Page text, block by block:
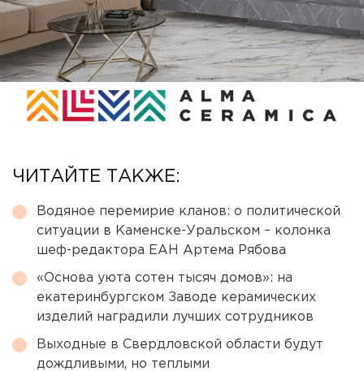
ЧИТАЙТЕ ТАКЖЕ:
Водяное перемирие кланов: о политической
ситуации в Каменске-Уральском – колонка
шеф-редактора ЕАН Артема Рябова
«Основа уюта сотен тысяч домов»: на
екатеринбургском Заводе керамических
изделий наградили лучших сотрудников
Выходные в Свердловской области будут
дождливыми, но теплыми